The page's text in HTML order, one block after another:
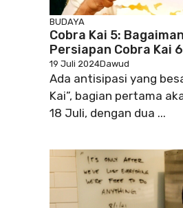
BUDAYA
Cobra Kai 5:
Persiapan Cobra Kai 6
19 Juli 2024Dawud
Ada antisipasi yang
Kai”, bagian pertama
18 Juli, dengan dua ...